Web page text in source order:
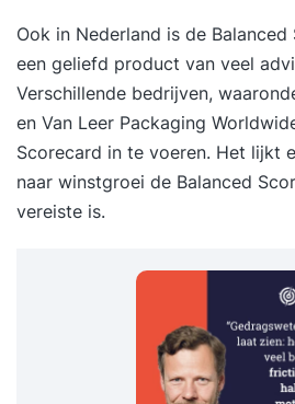
Ook in Nederland is de
een geliefd product van veel
Verschillende bedrijven,
en Van Leer Packaging
Scorecard in te voeren. Het lijkt
naar winstgroei de Balanced
vereiste is.